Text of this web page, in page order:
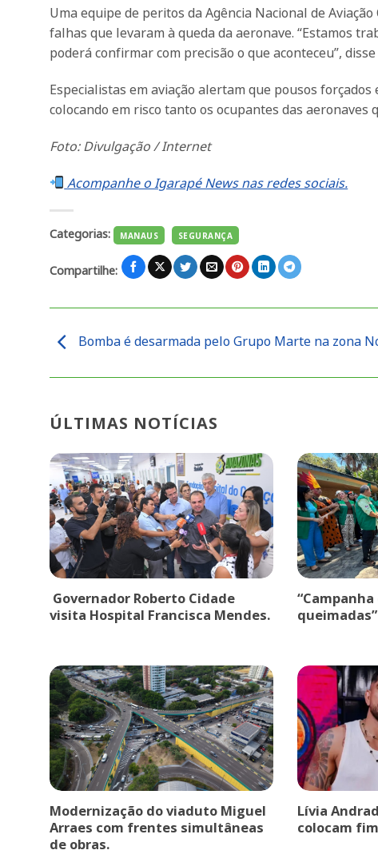
Uma equipe de peritos da Agência Nacional de
falhas que levaram à queda da aeronave. “Estamos
poderá confirmar com precisão o que aconteceu”, disse
Especialistas em aviação alertam que pousos
colocando em risco tanto os ocupantes das aeronaves
Foto: Divulgação / Internet
Acompanhe o Igarapé News nas redes sociais.
Categorias: MANAUS SEGURANÇA
Compartilhe:
Bomba é desarmada pelo Grupo Marte na zona
ÚLTIMAS NOTÍCIAS
Governador Roberto Cidade
visita Hospital Francisca Mendes.
queimadas”
Modernização do viaduto Miguel
Arraes com frentes simultâneas
de obras.
Lívia
colocam